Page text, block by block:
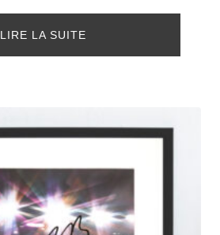
LIRE LA SUITE